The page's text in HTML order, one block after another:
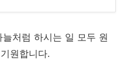
처럼 하시는 일 모두 원
원합니다.